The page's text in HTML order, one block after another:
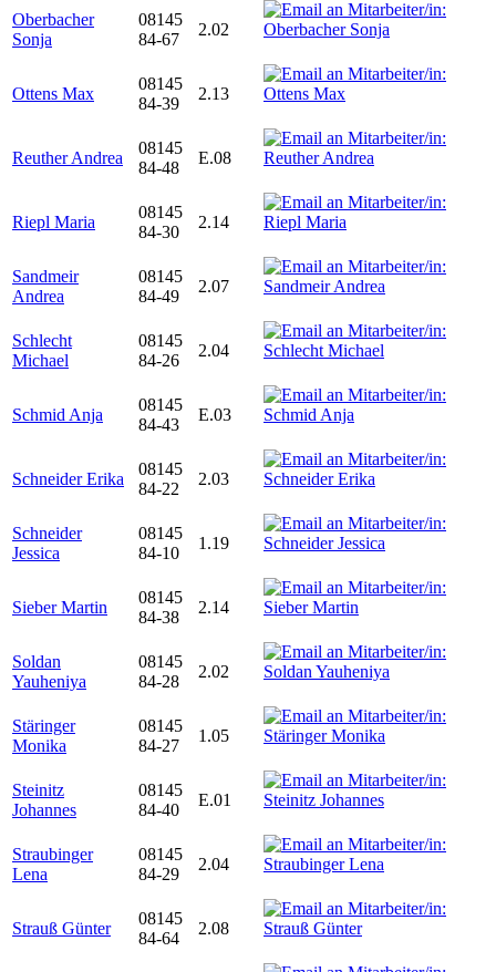
Oberbacher
Sonja
08145
84-67
2.02
Ottens Max
08145
84-39
2.13
Reuther Andrea
08145
84-48
E.08
Riepl Maria
08145
84-30
2.14
Sandmeir
Andrea
08145
84-49
2.07
Schlecht
Michael
08145
84-26
2.04
Schmid Anja
08145
84-43
E.03
Schneider Erika
08145
84-22
2.03
Schneider
Jessica
08145
84-10
1.19
Sieber Martin
08145
84-38
2.14
Soldan
Yauheniya
08145
84-28
2.02
Stäringer
Monika
08145
84-27
1.05
Steinitz
Johannes
08145
84-40
E.01
Straubinger
Lena
08145
84-29
2.04
Strauß Günter
08145
84-64
2.08